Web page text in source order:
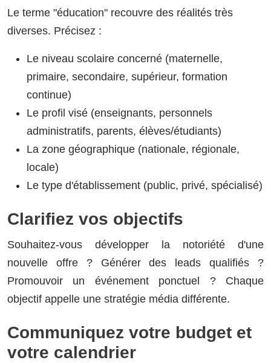
Le terme "éducation" recouvre des réalités très
diverses. Précisez :
Le niveau scolaire concerné (maternelle,
primaire, secondaire, supérieur, formation
continue)
Le profil visé (enseignants, personnels
administratifs, parents, élèves/étudiants)
La zone géographique (nationale, régionale,
locale)
Le type d'établissement (public, privé, spécialisé)
Clarifiez vos objectifs
Souhaitez-vous développer la notoriété d'une
nouvelle offre ? Générer des leads qualifiés ?
Promouvoir un événement ponctuel ? Chaque
objectif appelle une stratégie média différente.
Communiquez votre budget et
votre calendrier